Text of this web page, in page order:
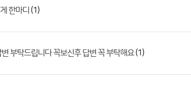
한마디 (1)
부탁드립니다 꼭보신후 답변 꼭 부탁해요(1)